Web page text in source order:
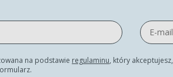
na podstawie regulaminu, który akceptujesz,